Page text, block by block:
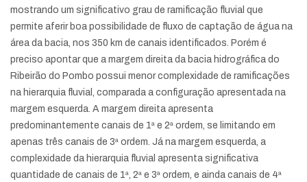
mostrando um significativo grau de ramificação fluvial que
permite aferir boa possibilidade de fluxo de captação de água na
área da bacia, nos 350 km de canais identificados. Porém é
preciso apontar que a margem direita da bacia hidrográfica do
Ribeirão do Pombo possui menor complexidade de ramificações
na hierarquia fluvial, comparada a configuração apresentada na
margem esquerda. A margem direita apresenta
predominantemente canais de 1ª e 2ª ordem, se limitando em
apenas três canais de 3ª ordem. Já na margem esquerda, a
complexidade da hierarquia fluvial apresenta significativa
quantidade de canais de 1ª, 2ª e 3ª ordem, e ainda canais de 4ª